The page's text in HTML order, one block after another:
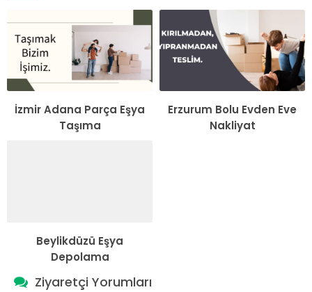
İzmir Adana Parça Eşya
Taşıma
Erzurum Bolu Evden Eve
Nakliyat
Beylikdüzü Eşya
Depolama
Ziyaretçi Yorumları